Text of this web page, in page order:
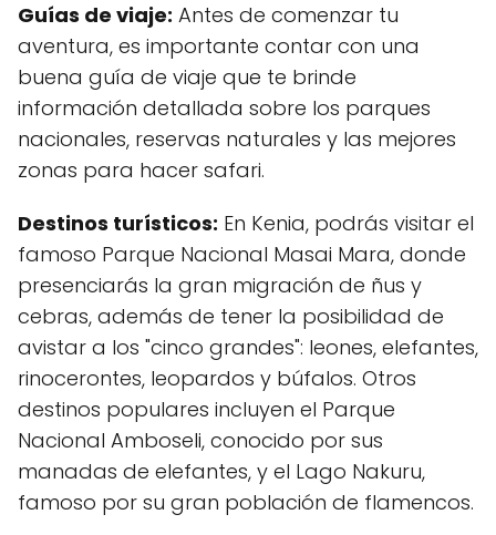
Guías de viaje: Antes de comenzar tu
aventura, es importante contar con una
buena guía de viaje que te brinde
información detallada sobre los parques
nacionales, reservas naturales y las mejores
zonas para hacer safari.
Destinos turísticos: En Kenia, podrás visitar el
famoso Parque Nacional Masai Mara, donde
presenciarás la gran migración de ñus y
cebras, además de tener la posibilidad de
avistar a los "cinco grandes": leones, elefantes,
rinocerontes, leopardos y búfalos. Otros
destinos populares incluyen el Parque
Nacional Amboseli, conocido por sus
manadas de elefantes, y el Lago Nakuru,
famoso por su gran población de flamencos.